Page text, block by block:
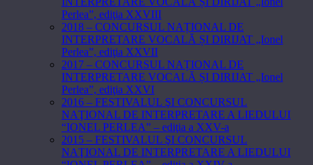
Perlea”, ediţia XXVIII
2018 – CONCURSUL NAȚIONAL DE
INTERPRETARE VOCALĂ ȘI DIRIJAT „Ionel
Perlea”, ediţia XXVII
2017 – CONCURSUL NAȚIONAL DE
INTERPRETARE VOCALĂ ȘI DIRIJAT „Ionel
Perlea”, ediţia XXVI
2016 – FESTIVALUL ŞI CONCURSUL
NAŢIONAL DE INTERPRETARE A LIEDULUI
“IONEL PERLEA” – ediţia a XXV-a
2015 – FESTIVALUL ŞI CONCURSUL
NAŢIONAL DE INTERPRETARE A LIEDULUI